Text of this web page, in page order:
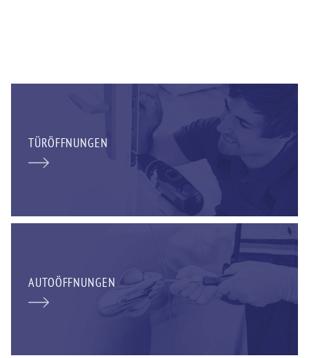
TÜRÖFFNUNGEN
AUTOÖFFNUNGEN